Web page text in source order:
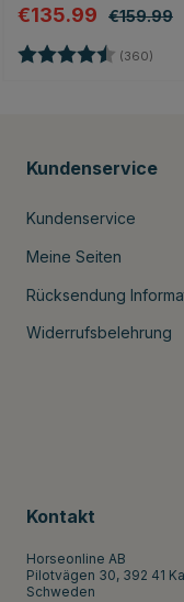
€135.99 €159.99
Bewertung: (360)
Kundenservice
Kundenservice
Meine Seiten
Rücksendung
Widerrufsbelehrung
Kontakt
Horseonline AB
Pilotvägen 30, 392 41
Schweden